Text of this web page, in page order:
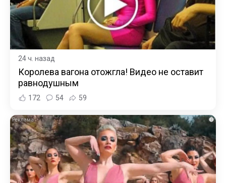
24 ч. назад
Королева вагона отожгла! Видео не оставит
равнодушным
172 54 59
i